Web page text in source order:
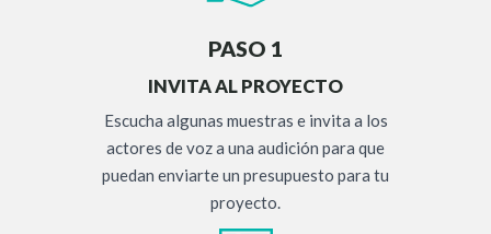
PASO 1
INVITA AL PROYECTO
Escucha algunas muestras e invita a los
actores de voz a una audición para que
puedan enviarte un presupuesto para tu
proyecto.